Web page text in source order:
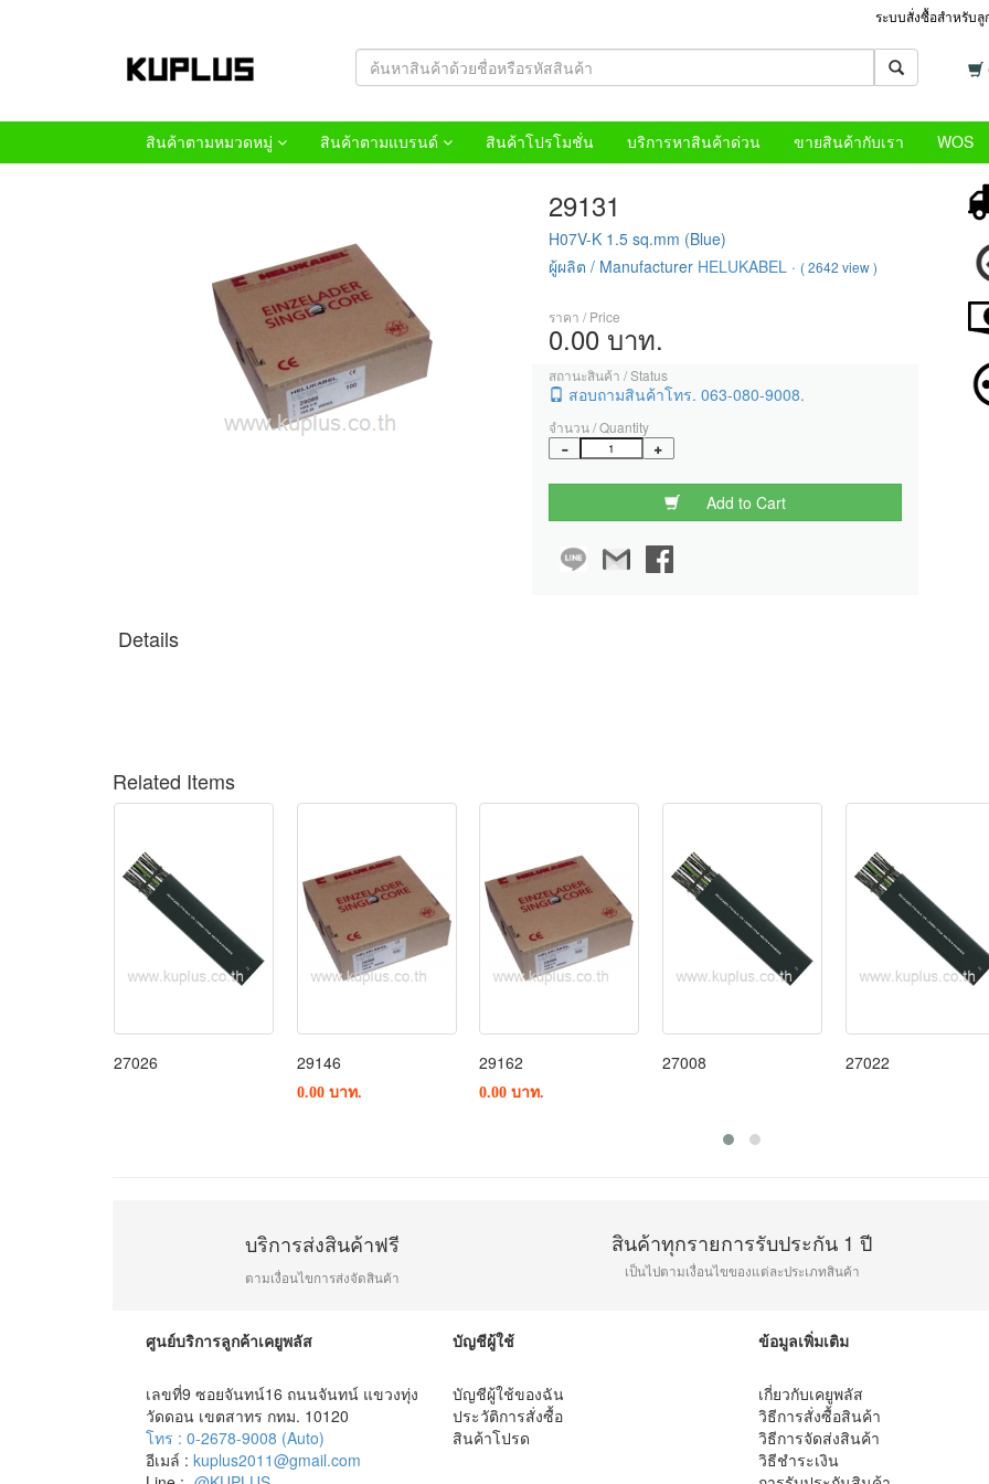
ระบบสั่งซื้อสำหรับลู
สินค้าตามหมวดหมู่ สินค้าตามแบรนด์ สินค้าโปรโมชั่น บริการหาสินค้าด่วน ขายสินค้ากับเรา WOS
29131
H07V-K 1.5 sq.mm (Blue)
ผู้ผลิต / Manufacturer HELUKABEL · ( 2642 view )
ราคา / Price
0.00 บาท.
สถานะสินค้า / Status
สอบถามสินค้าโทร. 063-080-9008.
จำนวน / Quantity
Add to Cart
Details
Related Items
27026 29146
0.00 บาท.
29162
0.00 บาท.
27008 27022
บริการส่งสินค้าฟรี
ตามเงื่อนไขการส่งจัดสินค้า
สินค้าทุกรายการรับประกัน 1 ปี
เป็นไปตามเงื่อนไขของแต่ละประเภทสินค้า
ศูนย์บริการลูกค้าเคยูพลัส
เลขที่9 ซอยจันทน์16 ถนนจันทน์ แขวงทุ่ง
วัดดอน เขตสาทร กทม. 10120
โทร : 0-2678-9008 (Auto)
อีเมล์ : kuplus2011@gmail.com
บัญชีผู้ใช้
บัญชีผู้ใช้ของฉัน
ประวัติการสั่งซื้อ
สินค้าโปรด
ข้อมูลเพิ่มเติม
เกี่ยวกับเคยูพลัส
วิธีการสั่งซื้อสินค้า
วิธีการจัดส่งสินค้า
วิธีชำระเงิน